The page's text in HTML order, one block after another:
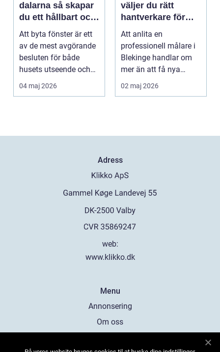
dalarna så skapar
du ett hållbart och
vackert hus
Att byta fönster är ett
av de mest avgörande
besluten för både
husets utseende och
energiförbrukning...
04 maj 2026
väljer du rätt
hantverkare för
hem och företag
Att anlita en
professionell målare i
Blekinge handlar om
mer än att få nya
färger på väggarna.
Rätt ...
02 maj 2026
Adress
web:
www.klikko.dk
Menu
Annonsering
Om oss